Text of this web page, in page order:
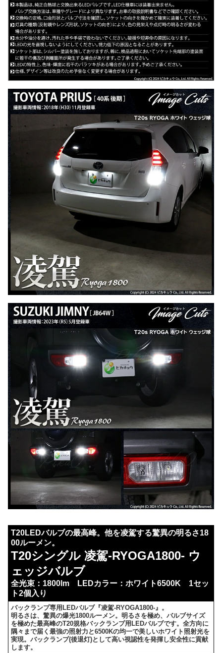
T20LEDバルブの最高峰。他を凌駕する驚異の明るさ18
00ルーメン。
T20シングル 凌駕-RYOGA1800- ウ
ェッジバルブ
全光束：1800lm LEDカラー：ホワイト6500K 1セッ
ト2個入り
バックランプ専用LEDバルブ『凌駕-RYOGA1800-』。
明るさは、驚異の爆光1800ルーメン。明るさを極め、バルブサイズ
を極めた最高峰のT20規格バックランプ用LEDバルブです。全方向に
隅々まで届く最強の照射力と6500Kの均一で美しいホワイト照射光を
実現。バックランプ(後退灯)として高い視認性を発揮し安全性に貢献
します。